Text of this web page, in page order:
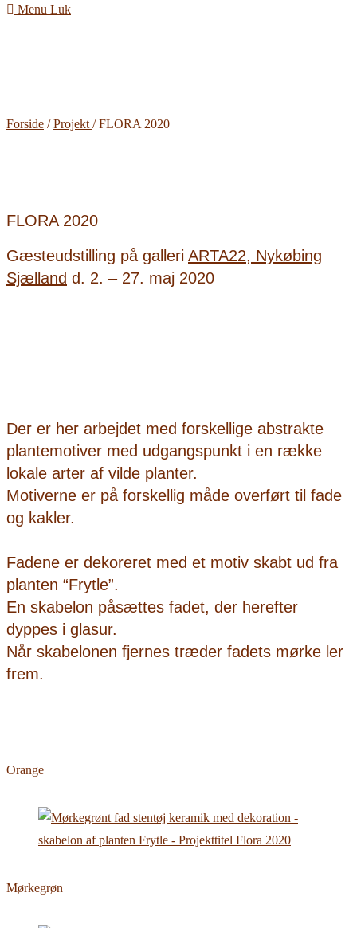
Menu Luk
Forside /Projekt / FLORA 2020
FLORA 2020
Gæsteudstilling på galleri ARTA22, Nykøbing
Sjælland d. 2. – 27. maj 2020
Der er her arbejdet med forskellige abstrakte
plantemotiver med udgangspunkt i en række
lokale arter af vilde planter.
Motiverne er på forskellig måde overført til fade
og kakler.
Fadene er dekoreret med et motiv skabt ud fra
planten “Frytle”.
En skabelon påsættes fadet, der herefter
dyppes i glasur.
Når skabelonen fjernes træder fadets mørke ler
frem.
Orange
Mørkegrøn